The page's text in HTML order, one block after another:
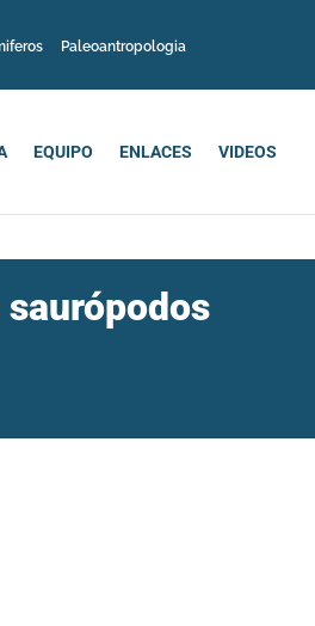
Paleoantropologia
EQUIPO ENLACES VIDEOS